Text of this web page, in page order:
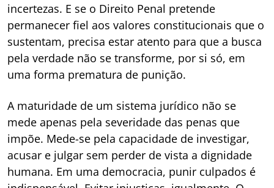
incertezas. E se o Direito Penal pretende
permanecer fiel aos valores constitucionais que o
sustentam, precisa estar atento para que a busca
pela verdade não se transforme, por si só, em
uma forma prematura de punição.
A maturidade de um sistema jurídico não se
mede apenas pela severidade das penas que
impõe. Mede-se pela capacidade de investigar,
acusar e julgar sem perder de vista a dignidade
humana. Em uma democracia, punir culpados é